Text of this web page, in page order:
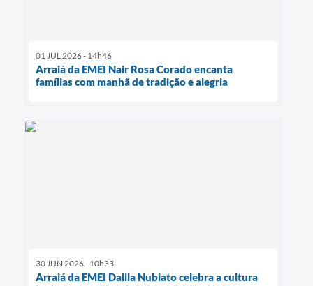
01 JUL 2026 - 14h46
Arraiá da EMEI Nair Rosa Corado encanta
famílias com manhã de tradição e alegria
30 JUN 2026 - 10h33
Arraiá da EMEI Dalila Nubiato celebra a cultura